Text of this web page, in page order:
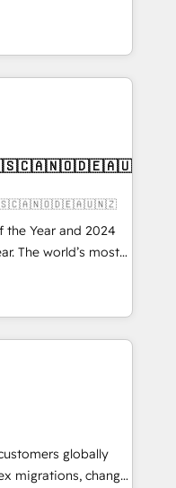
services. 🧩
custom
experts en
CRM et
With over 115
EMEA - USA
the Year and 2024
The world’s most
HubSpot Solutions
APAC and NAM,
and
🧭 From
automation,
at global
trust built through
globally
migrations, change